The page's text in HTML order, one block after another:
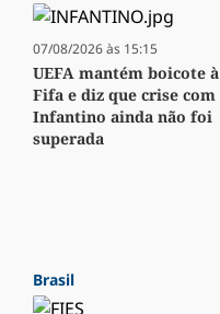
07/08/2026 às 15:15
UEFA mantém boicote à
Fifa e diz que crise com
Infantino ainda não foi
superada
Brasil